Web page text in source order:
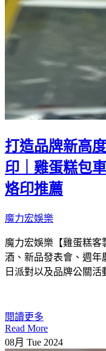
打造品牌新高
印｜雞蛋糕包
烙印推薦
魔力宏娛樂
魔力宏娛樂【雞蛋糕
酒、新品發表會、週年
日派對以及品牌公關活
閱讀更多
Read More
08月 Tue 2024